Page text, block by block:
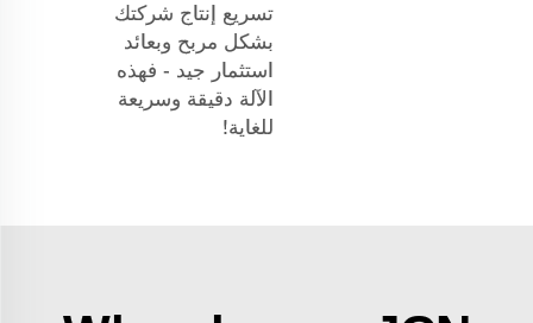
تسريع إنتاج شركتك
بشكل مربح وبعائد
استثمار جيد - فهذه
الآلة دقيقة وسريعة
للغاية!